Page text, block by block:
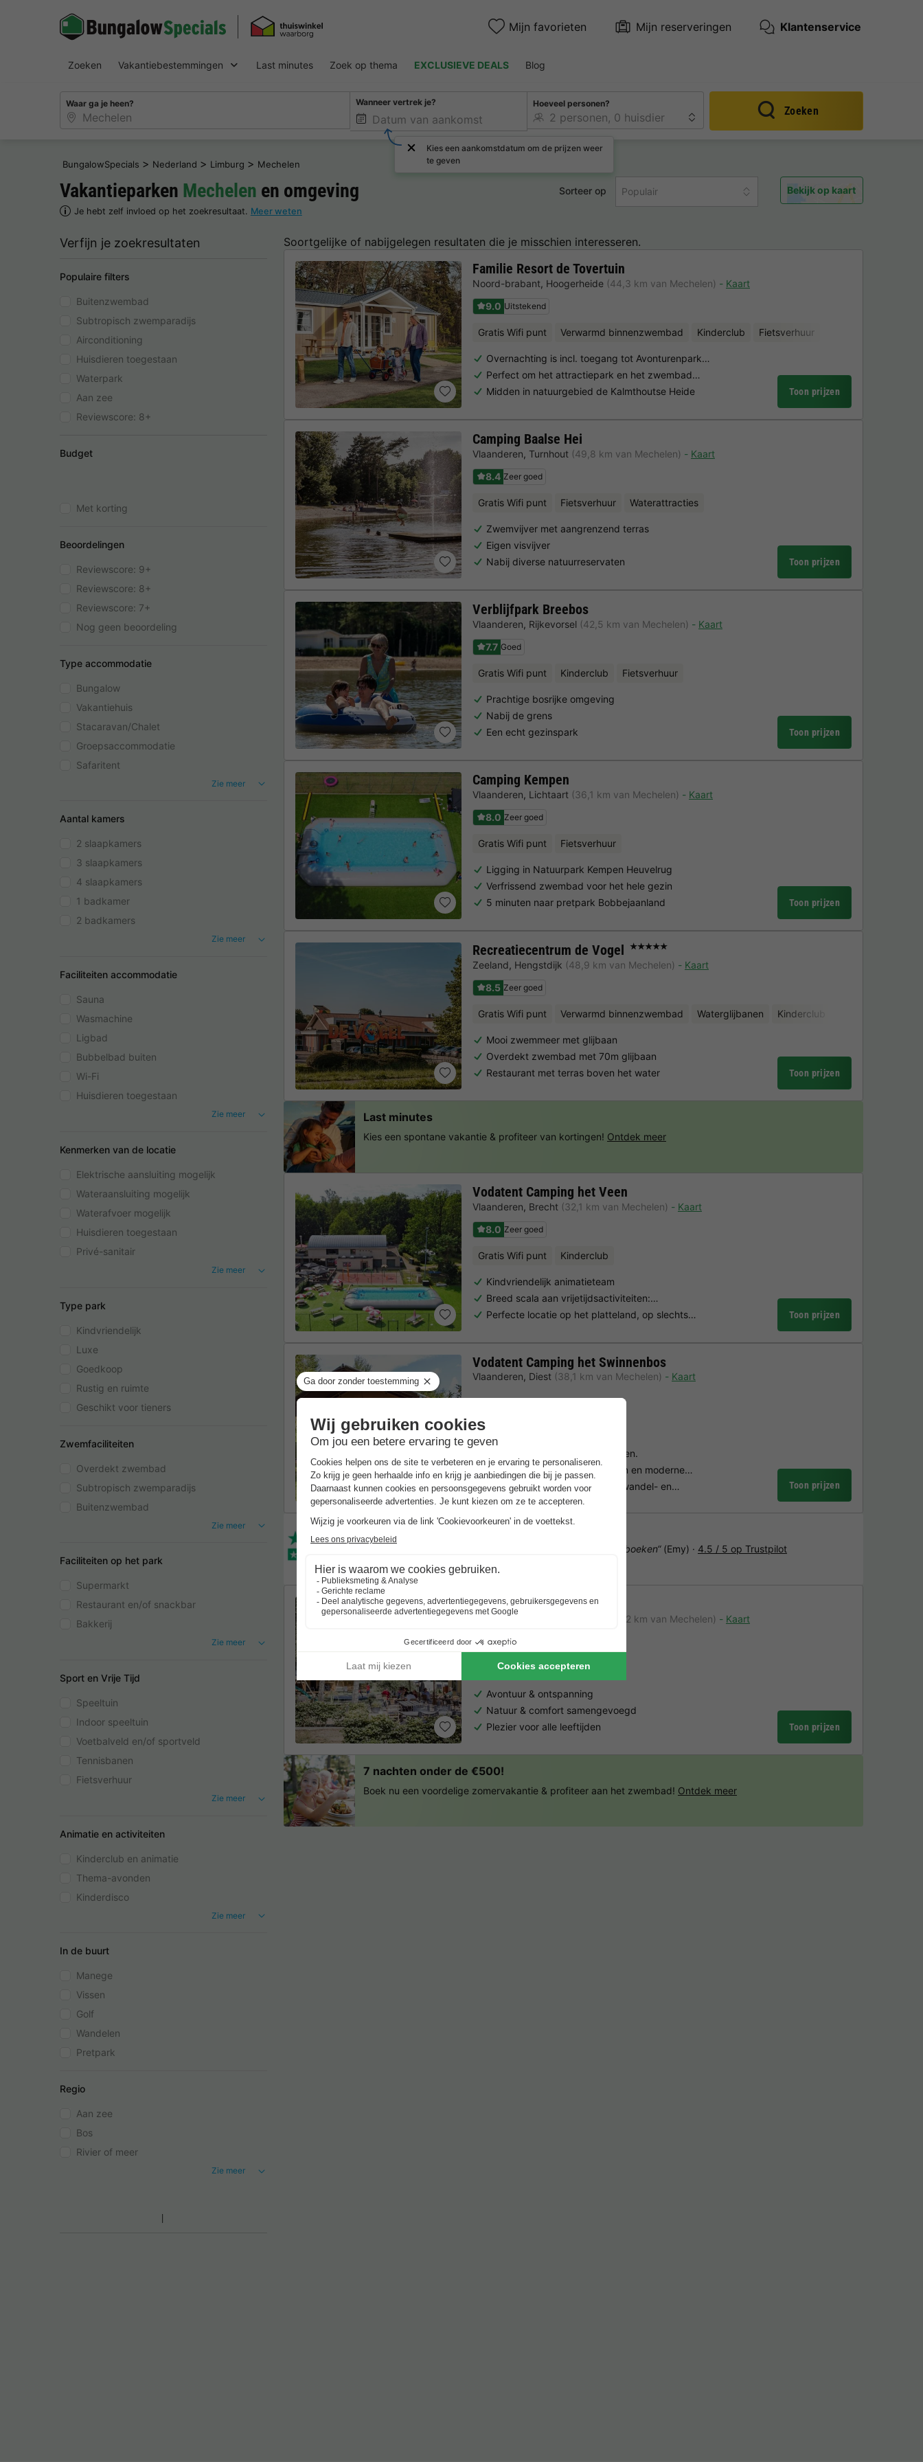
Mijn favorieten Mijn reserveringen Klantenservice
Zoeken Vakantiebestemmingen Last minutes Zoek op thema EXCLUSIEVE DEALS Blog
Waar ga je heen? Wanneer vertrek je?
Kies een aankomstdatum om de prijzen weer
te geven
Hoeveel personen?
Zoeken
BungalowSpecials > Nederland > Limburg > Mechelen
Vakantieparken Mechelen en omgeving
Je hebt zelf invloed op het zoekresultaat. Meer weten
Sorteer op Populair Bekijk op kaart
Verfijn je zoekresultaten
Populaire filters
Buitenzwembad
Subtropisch zwemparadijs
Airconditioning
Huisdieren toegestaan
Waterpark
Aan zee
Reviewscore: 8+
Budget
Met korting
Beoordelingen
Reviewscore: 9+
Reviewscore: 8+
Reviewscore: 7+
Nog geen beoordeling
Type accommodatie
Bungalow
Vakantiehuis
Stacaravan/Chalet
Groepsaccommodatie
Safaritent
Zie meer
Aantal kamers
2 slaapkamers
3 slaapkamers
4 slaapkamers
1 badkamer
2 badkamers
Zie meer
Faciliteiten accommodatie
Sauna
Wasmachine
Ligbad
Bubbelbad buiten
Wi-Fi
Huisdieren toegestaan
Zie meer
Kenmerken van de locatie
Elektrische aansluiting mogelijk
Wateraansluiting mogelijk
Waterafvoer mogelijk
Huisdieren toegestaan
Privé-sanitair
Zie meer
Type park
Kindvriendelijk
Luxe
Goedkoop
Rustig en ruimte
Geschikt voor tieners
Zwemfaciliteiten
Overdekt zwembad
Subtropisch zwemparadijs
Buitenzwembad
Zie meer
Faciliteiten op het park
Supermarkt
Restaurant en/of snackbar
Bakkerij
Zie meer
Sport en Vrije Tijd
Speeltuin
Indoor speeltuin
Voetbalveld en/of sportveld
Tennisbanen
Fietsverhuur
Zie meer
Animatie en activiteiten
Kinderclub en animatie
Thema-avonden
Kinderdisco
Zie meer
In de buurt
Manege
Vissen
Golf
Wandelen
Pretpark
Regio
Aan zee
Bos
Rivier of meer
Zie meer
Soortgelijke of nabijgelegen resultaten die je misschien interesseren.
Familie Resort de Tovertuin
Noord-brabant, Hoogerheide (44,3 km van Mechelen)
Kaart
9.0 Uitstekend
Gratis Wifi punt Verwarmd binnenzwembad Kinderclub Fietsverhuur
Overnachting is incl. toegang tot Avonturenpark…
Perfect om het attractiepark en het zwembad…
Midden in natuurgebied de Kalmthoutse Heide
Toon prijzen
Camping Baalse Hei
Vlaanderen, Turnhout (49,8 km van Mechelen)
Kaart
8.4 Zeer goed
Gratis Wifi punt Fietsverhuur Waterattracties
Zwemvijver met aangrenzend terras
Eigen visvijver
Nabij diverse natuurreservaten
Toon prijzen
Verblijfpark Breebos
Vlaanderen, Rijkevorsel (42,5 km van Mechelen)
Kaart
7.7 Goed
Gratis Wifi punt Kinderclub Fietsverhuur
Prachtige bosrijke omgeving
Nabij de grens
Een echt gezinspark
Toon prijzen
Camping Kempen
Vlaanderen, Lichtaart (36,1 km van Mechelen)
Kaart
8.0 Zeer goed
Gratis Wifi punt Fietsverhuur
Ligging in Natuurpark Kempen Heuvelrug
Verfrissend zwembad voor het hele gezin
5 minuten naar pretpark Bobbejaanland
Toon prijzen
Recreatiecentrum de Vogel ★★★★★
Zeeland, Hengstdijk (48,9 km van Mechelen)
Kaart
8.5 Zeer goed
Gratis Wifi punt Verwarmd binnenzwembad Waterglijbanen Kinderclub
Mooi zwemmeer met glijbaan
Overdekt zwembad met 70m glijbaan
Restaurant met terras boven het water
Toon prijzen
Vodatent Camping het Veen
Vlaanderen, Brecht (32,1 km van Mechelen)
Kaart
8.0 Zeer goed
Gratis Wifi punt Kinderclub
Kindvriendelijk animatieteam
Breed scala aan vrijetijdsactiviteiten:…
Perfecte locatie op het platteland, op slechts…
Toon prijzen
Vodatent Camping het Swinnenbos
Vlaanderen, Diest (38,1 km van Mechelen) Kaart
Kinderclub
Beleef kindvriendelijke avonturen.
Comfortabele kampeerplaatsen en moderne…
Natuurparadijs met prachtige wandel- en…
Toon prijzen
Vodatent Camping Siësta
Vlaanderen (35,2 km van Mechelen)
Kaart
6.5 Voldoende
Gratis Wifi punt
Avontuur & ontspanning
Natuur & comfort samengevoegd
Plezier voor alle leeftijden
Toon prijzen
Last minutes
Kies een spontane vakantie & profiteer van kortingen! Ontdek meer
Trustpilot beoordelingen
„Al vakantie bij het boeken“(Emy) · 4.5 / 5 op Trustpilot
7 nachten onder de €500!
Boek nu een voordelige zomervakantie & profiteer aan het zwembad! Ontdek meer